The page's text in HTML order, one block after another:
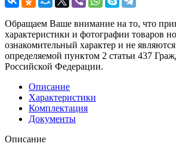
Обращаем Ваше внимание на то, что
характеристики и фотографии товаров
ознакомительный характер и не
определяемой пунктом 2 статьи 437
Российской Федерации.
Описание
Характеристики
Комплектация
Документы
Описание